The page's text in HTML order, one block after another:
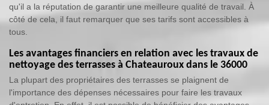
qu'il a la réputation de garantir une meilleure qualité de travail. À
côté de cela, il faut remarquer que ses tarifs sont accessibles à
tous.
Les avantages financiers en relation avec les travaux de
nettoyage des terrasses à Chateauroux dans le 36000
La plupart des propriétaires des terrasses se plaignent de
l'importance des dépenses nécessaires pour faire les travaux